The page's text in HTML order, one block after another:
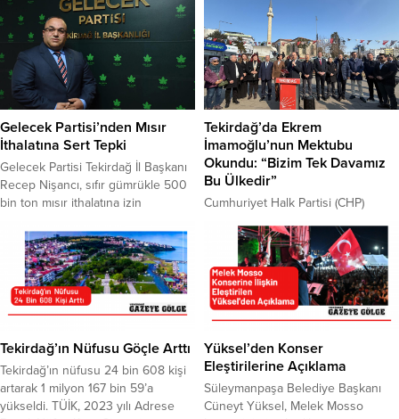
Gelecek Partisi’nden Mısır
İthalatına Sert Tepki
Gelecek Partisi Tekirdağ İl Başkanı
Recep Nişancı, sıfır gümrükle 500
bin ton mısır ithalatına izin
Nişancı, kararla birlikte kazançlı
çıkanın ABD merkezli Cargill ve
Bunge şirketleri olduğunu,
kaybedenin ise Türk çiftçisi
olduğunu ifade etti. Resmî
Temmuz tarihleri arasında Cargill ve
Bunge firmalarına...
Tekirdağ’da Ekrem
İmamoğlu’nun Mektubu
Okundu: “Bizim Tek Davamız
Bu Ülkedir”
Cumhuriyet Halk Partisi (CHP)
cumhurbaşkanı adayı olan İstanbul
Büyükşehir Belediye Başkanı
Ekrem İmamoğlu’nun Silivri’de
kaleme aldığı mektup kamuoyuyla
paylaşıldı. Türkiye genelinde
okunan mektup, Tekirdağ’da
Süleymanpaşa ilçesindeki Hasan
Ali Yücel Meydanı’nda düzenlenen
etkinlikte vatandaşlara aktarıldı.
Tekirdağ’ın Nüfusu Göçle Arttı
Tekirdağ’ın nüfusu 24 bin 608 kişi
artarak 1 milyon 167 bin 59’a
yükseldi. TÜİK, 2023 yılı Adrese
Yüksel’den Konser
Eleştirilerine Açıklama
Süleymanpaşa Belediye Başkanı
Cüneyt Yüksel, Melek Mosso